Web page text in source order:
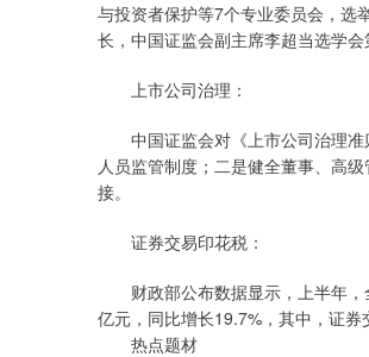
与投资者保护等7个专业委员会，选
长，中国证监会副主席李超当选学会
上市公司治理：
中国证监会对《上市公司治理准
人员监管制度；二是健全董事、高
接。
证券交易印花税：
财政部公布数据显示，上半年，
亿元，同比增长19.7%，其中，证券
热点题材